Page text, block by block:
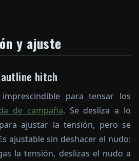
y ajuste
hitch
para tensar los
de campaña. Se desliza a lo
ajustar la tensión, pero se
ajustable sin deshacer el nudo:
la tensión, deslizas el nudo a